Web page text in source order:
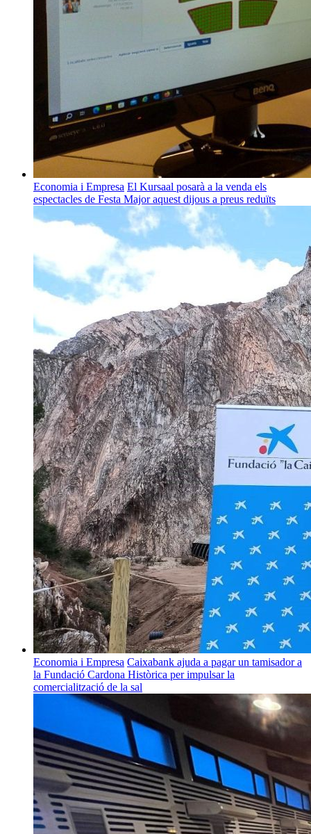
Economia i Empresa El Kursaal posarà a la venda els
espectacles de Festa Major aquest dijous a preus reduïts
Economia i Empresa Caixabank ajuda a pagar un tamisador a
la Fundació Cardona Històrica per impulsar la
comercialització de la sal